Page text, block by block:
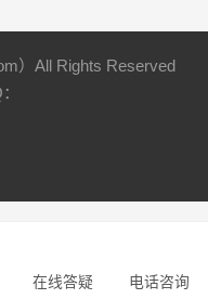
）All Rights Reserved
在线答疑 电话咨询